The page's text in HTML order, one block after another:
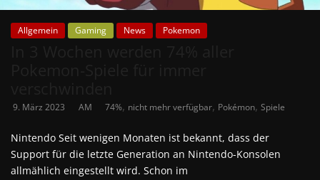
Allgemein Gaming News Pokemon
9. März 2023 AM 74%, nicht mehr verfügbar, Pokémon, Spiele
Nintendo Seit wenigen Monaten ist bekannt, dass der
Support für die letzte Generation an Nintendo-Konsolen
allmählich eingestellt wird. Schon im